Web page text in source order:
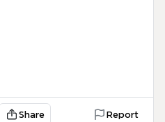
Share Report